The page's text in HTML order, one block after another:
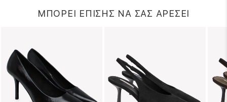
ΜΠΟΡΕΙ ΕΠΙΣΗΣ ΝΑ ΣΑΣ ΑΡΕΣΕΙ